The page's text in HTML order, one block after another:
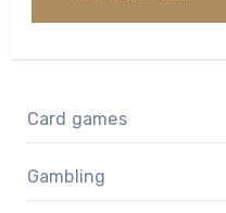
Card games
Gambling